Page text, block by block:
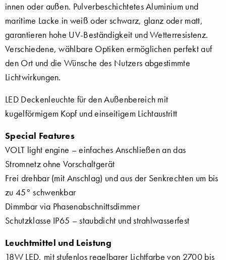
innen oder außen. Pulverbeschichtetes Aluminium und
maritime Lacke in weiß oder schwarz, glanz oder matt,
garantieren hohe UV-Beständigkeit und Wetterresistenz.
Verschiedene, wählbare Optiken ermöglichen perfekt auf
den Ort und die Wünsche des Nutzers abgestimmte
Lichtwirkungen.
LED Deckenleuchte für den Außenbereich mit
kugelförmigem Kopf und einseitigem Lichtaustritt
Special Features
VOLT light engine – einfaches Anschließen an das
Stromnetz ohne Vorschaltgerät
Frei drehbar (mit Anschlag) und aus der Senkrechten um bis
zu 45° schwenkbar
Dimmbar via Phasenabschnittsdimmer
Schutzklasse IP65 – staubdicht und strahlwasserfest
Leuchtmittel und Leistung
18W LED, mit stufenlos regelbarer Lichtfarbe von 2700 bis